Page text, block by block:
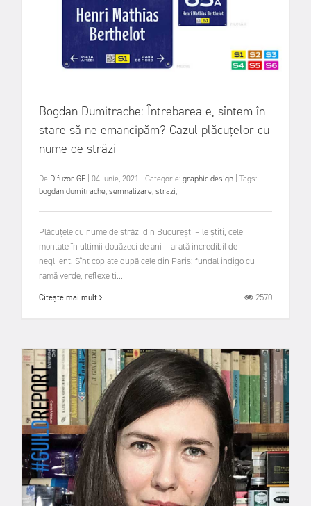
Bogdan Dumitrache: Întrebarea e, sîntem în
stare să ne emancipăm? Cazul plăcuțelor cu
nume de străzi
De Difuzor GF 04 Iunie, 2021 Categorie:graphic design Tags:
bogdan dumitrache,semnalizare,strazi,
Plăcuțele cu nume de străzi din București – le știți, cele
montate în ultimii douăzeci de ani – arată incredibil de
neglijent. Sînt copiate după cele din Paris: fundal indigo cu
ramă verde, reflexe ti...
Citește mai mult 2570